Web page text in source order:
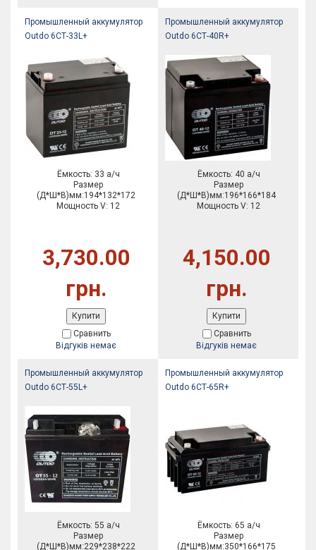
Промышленный аккумулятор
Outdo 6СТ-33L+
Ёмкость: 33 а/ч
Размер
(Д*Ш*В)мм:194*132*172
Мощность V: 12
3,730.00
грн.
Купити
Сравнить
Відгуків немає
Промышленный аккумулятор
Outdo 6СТ-40R+
Ёмкость: 40 а/ч
Размер
(Д*Ш*В)мм:196*166*184
Мощность V: 12
4,150.00
грн.
Купити
Сравнить
Відгуків немає
Промышленный аккумулятор
Outdo 6СТ-55L+
Ёмкость: 55 а/ч
Размер
(Д*Ш*В)мм:229*238*222
Промышленный аккумулятор
Outdo 6СТ-65R+
Ёмкость: 65 а/ч
Размер
(Д*Ш*В)мм:350*166*175